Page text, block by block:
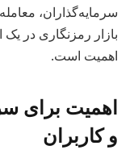
سرمایه‌گذاران،
بازار رمزنگاری در
اهمیت است.
اهمیت برای
و کاربران